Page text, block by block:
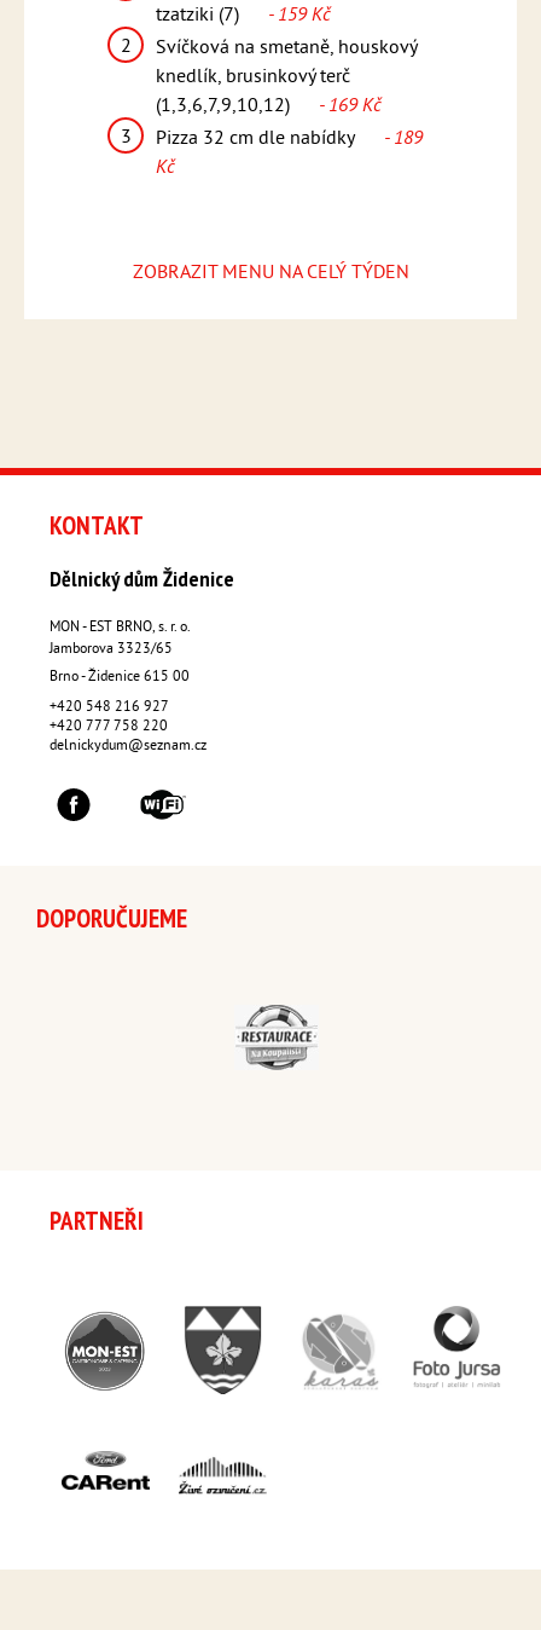
tzatziki (7)
- 159 Kč
2
Svíčková na smetaně, houskový
knedlík, brusinkový terč
(1,3,6,7,9,10,12)
- 169 Kč
3
Pizza 32 cm dle nabídky
- 189
Kč
ZOBRAZIT MENU NA CELÝ TÝDEN
KONTAKT
Dělnický dům Židenice
MON - EST BRNO, s. r. o.
Jamborova 3323/65
Brno - Židenice 615 00
+420 548 216 927
+420 777 758 220
delnickydum@seznam.cz
DOPORUČUJEME
PARTNEŘI